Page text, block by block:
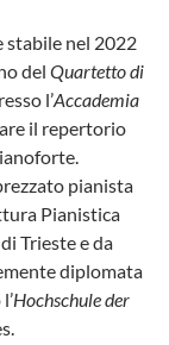
stabile nel 2022
del Quartetto di
l’Accademia
il repertorio
pianista
Pianistica
Trieste e da
diplomata
Hochschule der